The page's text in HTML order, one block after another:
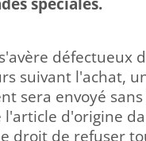
défectueux
suivant l'achat,
sera envoyé
d'origine
droit de refuser